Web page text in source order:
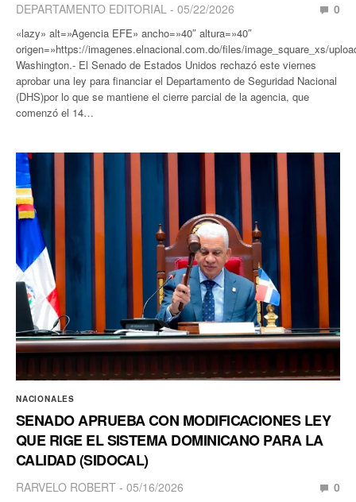
DEPARTAMENTO EDITORIAL 05/22/2026 0
«lazy» alt=»Agencia EFE» ancho=»40″ altura=»40″
origen=»https://imagenes.elnacional.com.do/files/image_square_xs/
Washington.- El Senado de Estados Unidos rechazó este viernes
aprobar una ley para financiar el Departamento de Seguridad Nacional
(DHS)por lo que se mantiene el cierre parcial de la agencia, que
comenzó el 14…
NACIONALES
SENADO APRUEBA CON MODIFICACIONES LEY
QUE RIGE EL SISTEMA DOMINICANO PARA LA
CALIDAD (SIDOCAL)
RARVELO ROBERT 05/16/2026 0